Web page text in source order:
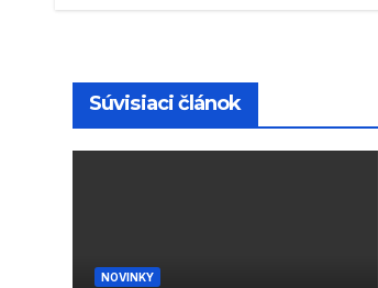
Súvisiaci článok
NOVINKY